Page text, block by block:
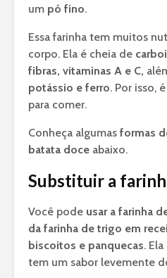
um pó fino.
Essa farinha tem muitos
corpo. Ela é cheia de
fibras, vitaminas A e C,
potássio e ferro. Por isso,
para comer.
Conheça algumas formas
batata doce abaixo.
Substituir a
Você pode usar a farinha
da farinha de trigo em
biscoitos e panquecas.
tem um sabor levemente